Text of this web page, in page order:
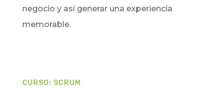
negocio y así generar una experiencia
memorable.
CURSO: SCRUM